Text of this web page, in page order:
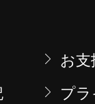
お
プ